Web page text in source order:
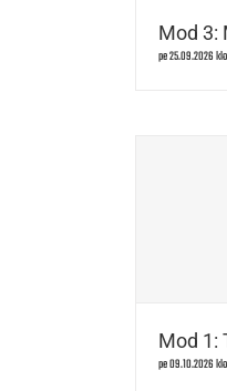
Mod 3:
pe 25.09.2026
Mod 1:
pe 09.10.2026